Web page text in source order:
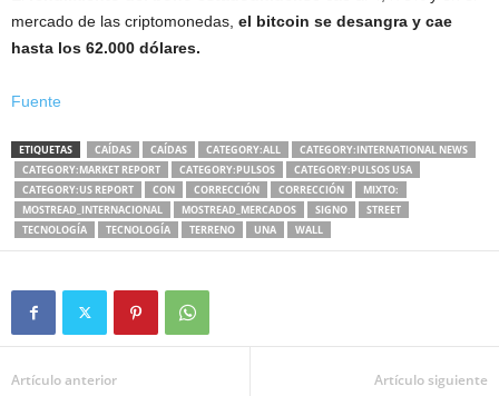
mercado de las criptomonedas, el bitcoin se desangra y cae
hasta los 62.000 dólares.
Fuente
ETIQUETAS CAÍDAS CAÍDAS CATEGORY:ALL
CATEGORY:INTERNATIONAL NEWS
CATEGORY:MARKET REPORT
CATEGORY:PULSOS
CATEGORY:PULSOS USA
CATEGORY:US REPORT
CON CORRECCIÓN CORRECCIÓN
MIXTO:
MOSTREAD_INTERNACIONAL
MOSTREAD_MERCADOS SIGNO
STREET
TECNOLOGÍA
TECNOLOGÍA TERRENO UNA WALL
Artículo anterior Artículo siguiente